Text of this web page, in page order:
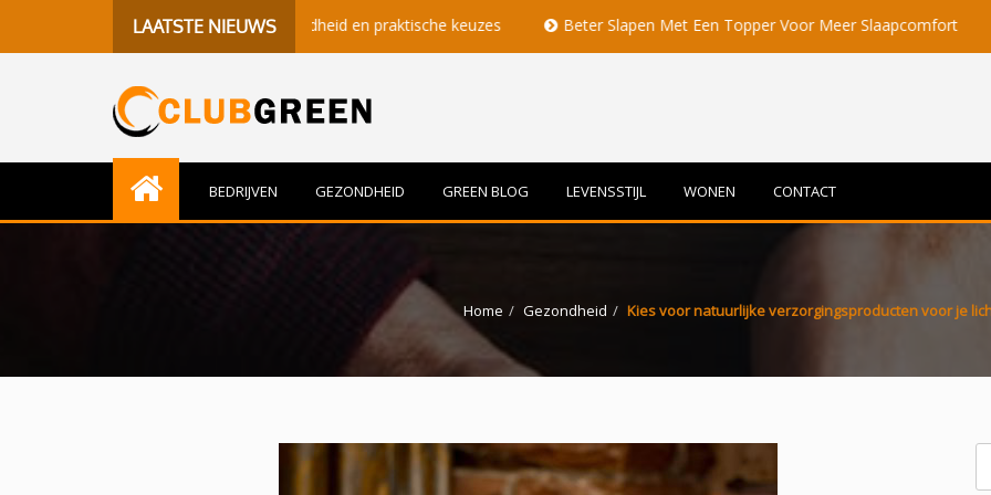
LAATSTE NIEUWS
momenten, gezondheid en praktische keuzes Beter Slapen Met Een Topper Voor Meer Slaapcomfort Volle
BEDRIJVEN GEZONDHEID GREEN BLOG LEVENSSTIJL WONEN CONTACT
Home Gezondheid Kies voor natuurlijke verzorgingsproducten voor je